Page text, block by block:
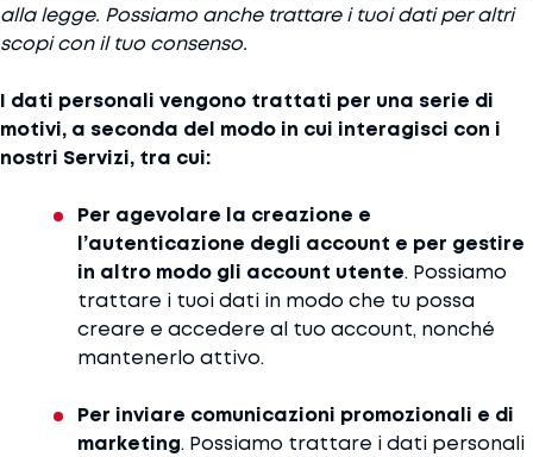
alla legge. Possiamo anche trattare i tuoi dati per altri
scopi con il tuo consenso.
I dati personali vengono trattati per una serie di
motivi, a seconda del modo in cui interagisci con i
nostri Servizi, tra cui:
Per agevolare la creazione e
l’autenticazione degli account e per gestire
in altro modo gli account utente. Possiamo
trattare i tuoi dati in modo che tu possa
creare e accedere al tuo account, nonché
mantenerlo attivo.
Per inviare comunicazioni promozionali e di
marketing. Possiamo trattare i dati personali